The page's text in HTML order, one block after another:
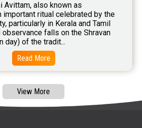
Avittam, also known as
important ritual celebrated by the
particularly in Kerala and Tamil
observance falls on the Shravan
day) of the tradit...
Read More
View More